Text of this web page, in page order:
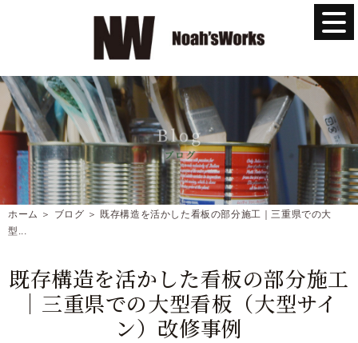
ホーム ＞ ブログ ＞ 既存構造を活かした看板の部分施工｜三重県での大
型...
既存構造を活かした看板の部分施工
｜三重県での大型看板（大型サイ
ン）改修事例